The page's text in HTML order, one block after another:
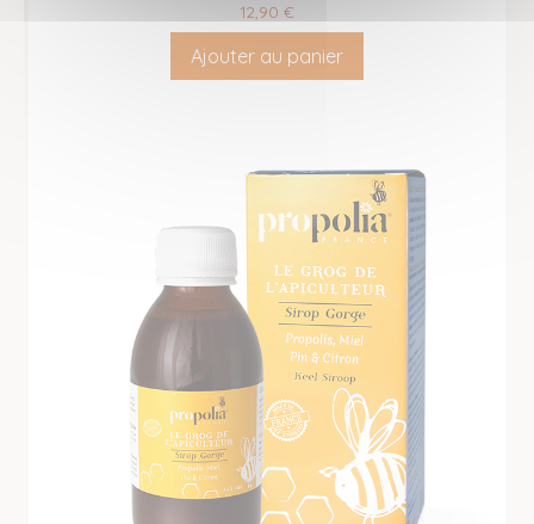
12,90 €
Ajouter au panier